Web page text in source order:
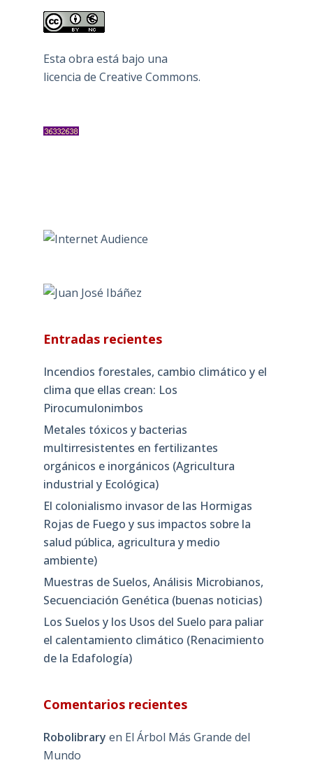
Esta obra está bajo una
licencia de Creative Commons.
Entradas recientes
Incendios forestales, cambio climático y el
clima que ellas crean: Los
Pirocumulonimbos
Metales tóxicos y bacterias
multirresistentes en fertilizantes
orgánicos e inorgánicos (Agricultura
industrial y Ecológica)
El colonialismo invasor de las Hormigas
Rojas de Fuego y sus impactos sobre la
salud pública, agricultura y medio
ambiente)
Muestras de Suelos, Análisis Microbianos,
Secuenciación Genética (buenas noticias)
Los Suelos y los Usos del Suelo para paliar
el calentamiento climático (Renacimiento
de la Edafología)
Comentarios recientes
Robolibrary en El Árbol Más Grande del
Mundo